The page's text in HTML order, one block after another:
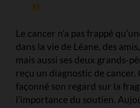
Le cancer n’a pas frappé
dans la vie de Léane, des
mais aussi ses deux grands-
reçu un diagnostic de cancer.
façonné son regard sur la
l’importance du soutien.